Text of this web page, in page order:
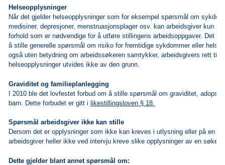
Helseopplysninger
Når det gjelder helseopplysninger som for eksempel spørsmål om
medisiner, depresjoner, menstruasjonsplager osv. kan arbeidsgiver kun
forhold som er nødvendige for å utføre stillingens arbeidsoppgaver. Det
å stille generelle spørsmål om risiko for fremtidige sykdommer eller
også uten betydning om arbeidssøkeren samtykker, arbeidsgivers rett til
helseopplysninger utvides ikke av den grunn.
Graviditet og familieplanlegging
I 2010 ble det lovfestet forbud om å stille spørsmål om graviditet,
barn. Dette forbudet er gitt i likestillingsloven § 18.
Spørsmål arbeidsgiver ikke kan stille
Dersom det er opplysninger som ikke kan kreves i utlysning eller på en
arbeidsgiver heller ikke ved intervju kreve slike opplysninger av en søker.
Dette gjelder blant annet spørsmål om: